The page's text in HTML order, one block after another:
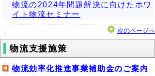
物流の2024年問題解決に向けたホワ
イト物流セミナー
次のページへ
物流支援施策
物流効率化推進事業補助金のご案内